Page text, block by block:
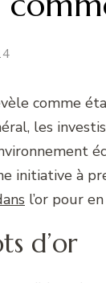
comme
les
initiative à
l’or pour
d’or